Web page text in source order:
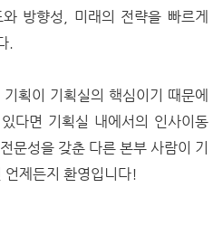
방향성, 미래의 전략을 빠르게
.
획이 기획실의 핵심이기 때문에
다면 기획실 내에서의 인사이동
문성을 갖춘 다른 본부 사람이 기
언제든지 환영입니다!